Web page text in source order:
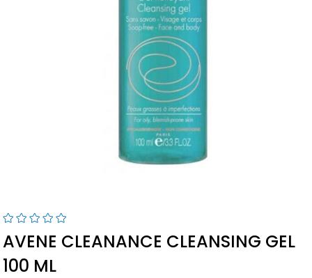
AVENE CLEANANCE CLEANSING GEL
100 ML